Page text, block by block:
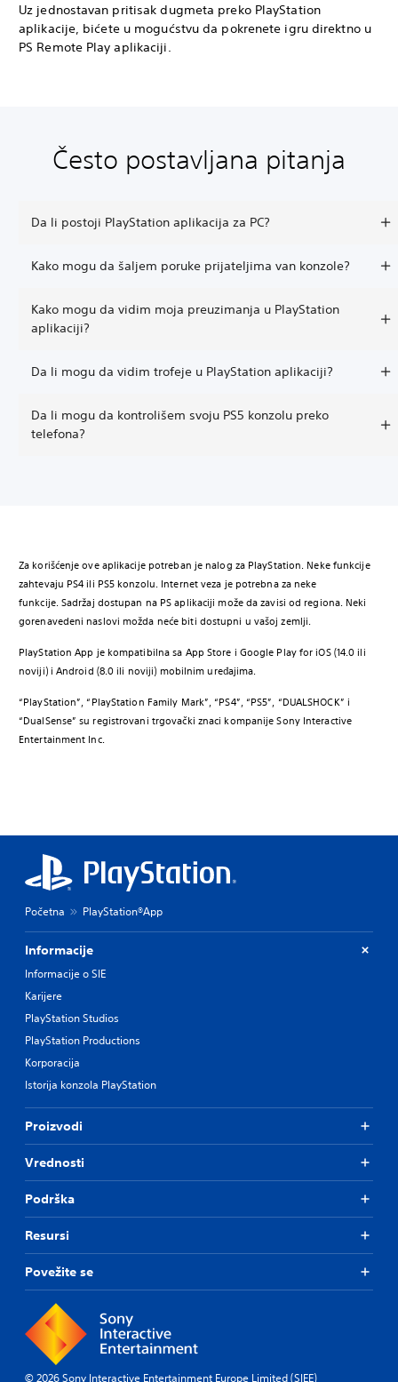
Uz jednostavan pritisak dugmeta preko PlayStation
aplikacije, bićete u mogućstvu da pokrenete igru direktno u
PS Remote Play aplikaciji.
Često postavljana pitanja
Da li postoji PlayStation aplikacija za PC?
Kako mogu da šaljem poruke prijateljima van konzole?
Kako mogu da vidim moja preuzimanja u PlayStation
aplikaciji?
Da li mogu da vidim trofeje u PlayStation aplikaciji?
Da li mogu da kontrolišem svoju PS5 konzolu preko
telefona?
Za korišćenje ove aplikacije potreban je nalog za PlayStation. Neke funkcije
zahtevaju PS4 ili PS5 konzolu. Internet veza je potrebna za neke
funkcije. Sadržaj dostupan na PS aplikaciji može da zavisi od regiona. Neki
gorenavedeni naslovi možda neće biti dostupni u vašoj zemlji.
PlayStation App je kompatibilna sa App Store i Google Play for iOS (14.0 ili
noviji) i Android (8.0 ili noviji) mobilnim uređajima.
“PlayStation”, “PlayStation Family Mark”, “PS4”, “PS5”, “DUALSHOCK” i
“DualSense” su registrovani trgovački znaci kompanije Sony Interactive
Entertainment Inc.
Početna PlayStation®App
Informacije
Informacije o SIE
Karijere
PlayStation Studios
PlayStation Productions
Korporacija
Istorija konzola PlayStation
Proizvodi
Vrednosti
Podrška
Resursi
Povežite se
© 2026 Sony Interactive Entertainment Europe Limited (SIEE)